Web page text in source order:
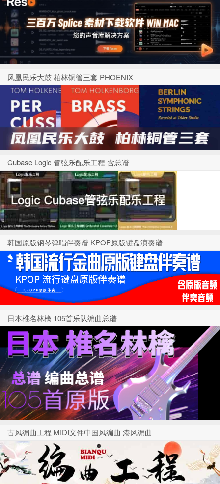
凤凰民乐大鼓 柏林铜管三套 PHOENIX
Cubase Logic 管弦乐配乐工程 含总谱
韩国原版钢琴弹唱伴奏谱 KPOP原版键盘演奏谱
日本椎名林檎 105首乐队编曲总谱
古风编曲工程 MIDI文件中国风编曲 港风编曲